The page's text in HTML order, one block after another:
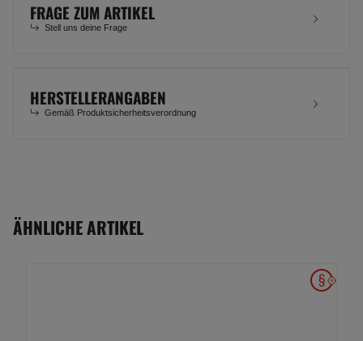
FRAGE ZUM ARTIKEL
Stell uns deine Frage
HERSTELLERANGABEN
Gemäß Produktsicherheitsverordnung
ÄHNLICHE ARTIKEL